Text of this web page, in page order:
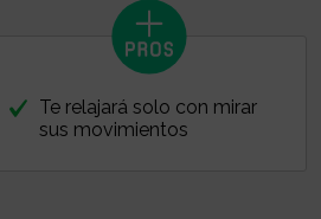
Te relajará solo con mirar
sus movimientos